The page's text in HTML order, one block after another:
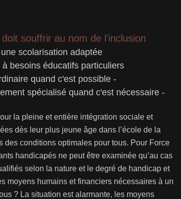
souffrir au nom de l'inclusion
scolarisation adaptée
besoins éducatifs particuliers
quand c'est possible -
spécialisé quand c'est nécessaire -
la pleine et entière intégration sociale et
dès leur plus jeune âge dans l’école de la
des conditions optimales pour tous. Pour Force
handicapés ne peut être examinée qu’au cas
selon la nature et le degré de handicap et
moyens humains et financiers nécessaires à un
? La situation est alarmante, les moyens